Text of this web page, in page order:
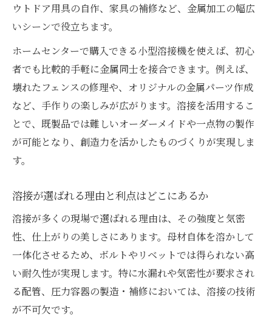
ウトドア用具の自作、家具の補修など、金属加工の幅広
いシーンで役立ちます。
ホームセンターで購入できる小型溶接機を使えば、初心
者でも比較的手軽に金属同士を接合できます。例えば、
壊れたフェンスの修理や、オリジナルの金属パーツ作成
など、手作りの楽しみが広がります。溶接を活用するこ
とで、既製品では難しいオーダーメイドや一点物の製作
が可能となり、創造力を活かしたものづくりが実現しま
す。
溶接が選ばれる理由と利点はどこにあるか
溶接が多くの現場で選ばれる理由は、その強度と気密
性、仕上がりの美しさにあります。母材自体を溶かして
一体化させるため、ボルトやリベットでは得られない高
い耐久性が実現します。特に水漏れや気密性が要求され
る配管、圧力容器の製造・補修においては、溶接の技術
が不可欠です。